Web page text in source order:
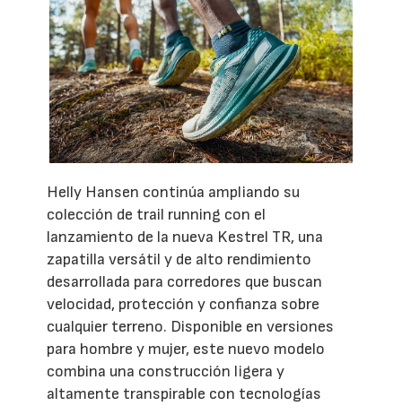
Helly Hansen continúa ampliando su
colección de trail running con el
lanzamiento de la nueva Kestrel TR, una
zapatilla versátil y de alto rendimiento
desarrollada para corredores que buscan
velocidad, protección y confianza sobre
cualquier terreno. Disponible en versiones
para hombre y mujer, este nuevo modelo
combina una construcción ligera y
altamente transpirable con tecnologías